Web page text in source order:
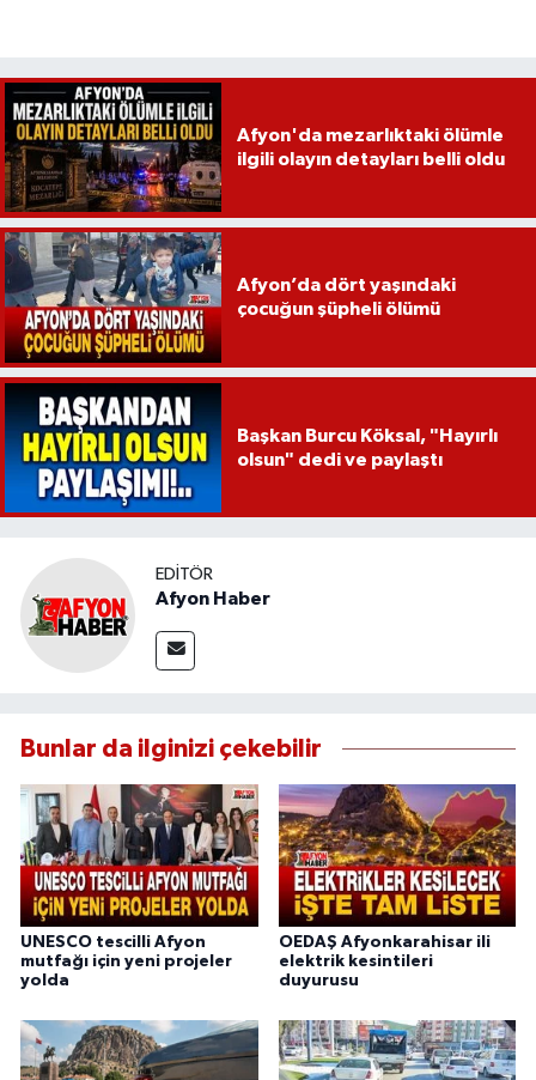
Afyon'da mezarlıktaki ölümle
ilgili olayın detayları belli oldu
Afyon’da dört yaşındaki
çocuğun şüpheli ölümü
Başkan Burcu Köksal, "Hayırlı
olsun" dedi ve paylaştı
EDITÖR
Afyon Haber
Bunlar da ilginizi çekebilir
UNESCO tescilli Afyon
mutfağı için yeni projeler
yolda
OEDAŞ Afyonkarahisar ili
elektrik kesintileri
duyurusu